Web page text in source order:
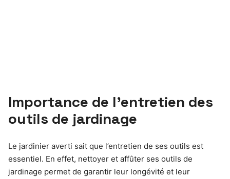
Importance de l’entretien des
outils de jardinage
Le jardinier averti sait que l’entretien de ses outils est
essentiel. En effet, nettoyer et affûter ses outils de
jardinage permet de garantir leur longévité et leur